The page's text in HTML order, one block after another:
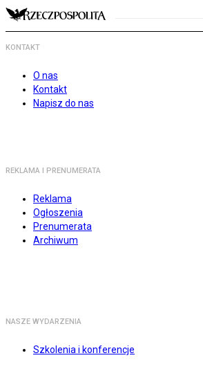
KONTAKT
O nas
Kontakt
Napisz do nas
REKLAMA I PRENUMERATA
Reklama
Ogłoszenia
Prenumerata
Archiwum
NASZE WYDARZENIA
Szkolenia i konferencje